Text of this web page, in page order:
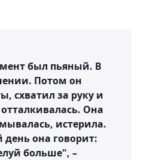
был пьяный. В
Потом он
схватил за руку и
Она
истерила.
она говорит:
больше", –